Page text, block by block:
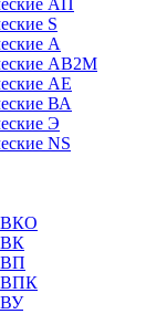
S
А
АВ2М
АЕ
ВА
Э
NS
ВКО
ВК
ВП
ВПК
ВУ